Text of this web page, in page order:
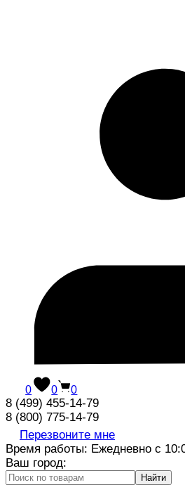
0 0 0
8 (499) 455-14-79
8 (800) 775-14-79
Перезвоните мне
Время работы: Ежедневно с
Ваш город:
Найти